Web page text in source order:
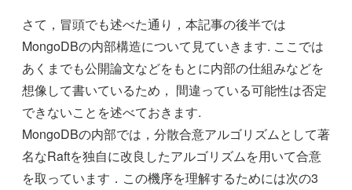
さて，冒頭でも述べた通り，本記事の後半では
MongoDBの内部構造について見ていきます. ここでは
あくまでも公開論文などをもとに内部の仕組みなどを
想像して書いているため， 間違っている可能性は否定
できないことを述べておきます.
MongoDBの内部では，分散合意アルゴリズムとして著
名なRaftを独自に改良したアルゴリズムを用いて合意
を取っています．この機序を理解するためには次の3